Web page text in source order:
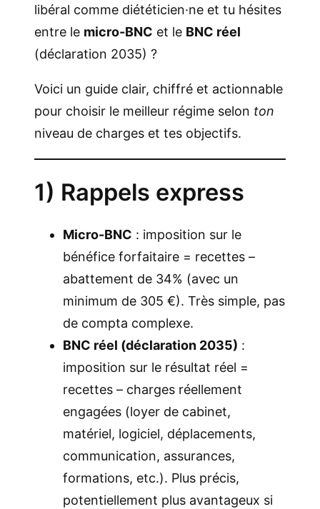
libéral comme diététicien·ne et tu hésites
entre le micro-BNC et le BNC réel
(déclaration 2035) ?
Voici un guide clair, chiffré et actionnable
pour choisir le meilleur régime selon ton
niveau de charges et tes objectifs.
1) Rappels express
Micro-BNC : imposition sur le
bénéfice forfaitaire = recettes –
abattement de 34% (avec un
minimum de 305 €). Très simple, pas
de compta complexe.
BNC réel (déclaration 2035) :
imposition sur le résultat réel =
recettes – charges réellement
engagées (loyer de cabinet,
matériel, logiciel, déplacements,
communication, assurances,
formations, etc.). Plus précis,
potentiellement plus avantageux si